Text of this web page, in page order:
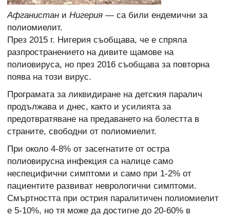
Афганистан и Нигерия — са били ендемични за
полиомиелит.
През 2015 г. Нигерия съобщава, че е спряла
разпространението на дивите щамове на
полиовируса, но през 2016 съобщава за повторна
поява на този вирус.
Програмата за ликвидиране на детския паралич
продължава и днес, както и усилията за
предотвратяване на предаването на болестта в
страните, свободни от полиомиелит.
При около 4-8% от засегнатите от остра
полиовирусна инфекция са налице само
неспецифични симптоми и само при 1-2% от
пациентите развиват неврологични симптоми.
Смъртността при острия паралитичен полиомиелит
е 5-10%, но тя може да достигне до 20-60% в